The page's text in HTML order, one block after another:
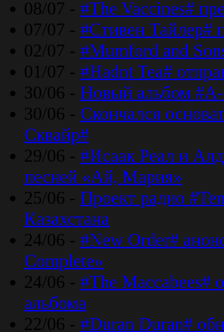
08/07 - #The Vaccines#
07/07 - #Стивен Тайлер#
02/07 - #Mumford and
01/07 - #Hadnt Tea#
30/06 - Новый альбом #A-
30/06 - Скончался
Сквайр#
29/06 - #Исаак Реал и
песней «Ай, Мария»
25/06 - Проект радио
Казахстана
24/06 - #New Order#
Complete»
24/06 - #The Maccabees#
альбома
22/06 - #Duran Duran#